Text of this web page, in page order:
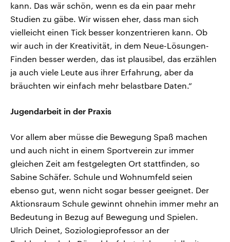
kann. Das wär schön, wenn es da ein paar mehr
Studien zu gäbe. Wir wissen eher, dass man sich
vielleicht einen Tick besser konzentrieren kann. Ob
wir auch in der Kreativität, in dem Neue-Lösungen-
Finden besser werden, das ist plausibel, das erzählen
ja auch viele Leute aus ihrer Erfahrung, aber da
bräuchten wir einfach mehr belastbare Daten.“
Jugendarbeit in der Praxis
Vor allem aber müsse die Bewegung Spaß machen
und auch nicht in einem Sportverein zur immer
gleichen Zeit am festgelegten Ort stattfinden, so
Sabine Schäfer. Schule und Wohnumfeld seien
ebenso gut, wenn nicht sogar besser geeignet. Der
Aktionsraum Schule gewinnt ohnehin immer mehr an
Bedeutung in Bezug auf Bewegung und Spielen.
Ulrich Deinet, Soziologieprofessor an der